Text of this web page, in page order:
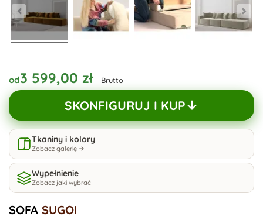
od3 599,00 zł Brutto
SKONFIGURUJ I KUP
Tkaniny i kolory
Zobacz galerię
Wypełnienie
Zobacz jaki wybrać
SOFA SUGOI